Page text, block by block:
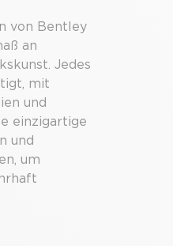
von Bentley
an
Jedes
mit
und
einzigartige
und
um